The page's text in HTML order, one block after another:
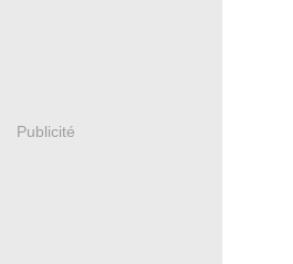
Publicité